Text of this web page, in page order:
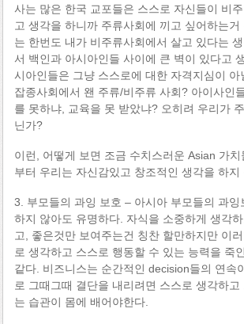
사는 많은 한국 교포들은 스스로 자신들이 비
고 생각을 하니까 주류사회에 끼고 싶어하는
는 한번도 내가 비주류사회에서 살고 있다는
서 백인과 아시아인들 사이에 큰 벽이 있다고
시아인들은 그냥 스스로에 대한 자격지심이 아
잡종사회에서 왠 주류/비주류 사회? 아이사인
를 못하냐, 교육을 못 받았냐? 오히려 우리가
닌가?
이런, 어떻게 보면 조금 수치스러운 Asian 가
부터 우리는 자신감있고 창조적인 생각을 하지
3. 부모들의 과잉 보호 – 아시아 부모들의 과
하지 않아도 유명하다. 자식을 소중하게 생각
고, 좋은것만 보여주는건 칭찬 할만하지만 이
로 생각하고 스스로 행동할 수 있는 능력을 죽
같다. 비즈니스는 순간적인 decision들의 연속
로 그때그때 결단을 내리려면 스스로 생각하
는 습관이 몸에 배어야한다.